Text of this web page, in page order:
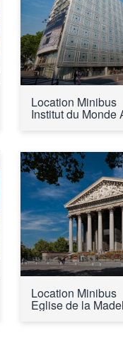
Location Minibus
Institut du Monde
Location Minibus
Eglise de la